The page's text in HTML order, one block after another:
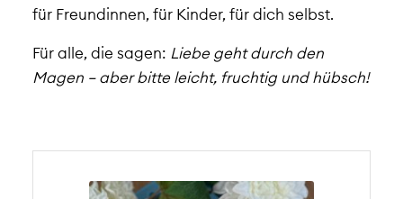
für Freundinnen, für Kinder, für dich selbst.
Für alle, die sagen: Liebe geht durch den
Magen – aber bitte leicht, fruchtig und hübsch!